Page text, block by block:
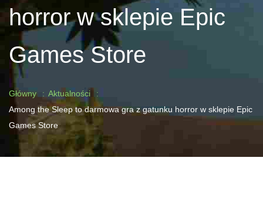
horror w sklepie Epic
Games Store
Główny
Aktualności
Among the Sleep to darmowa gra z gatunku horror w sklepie Epic
Games Store